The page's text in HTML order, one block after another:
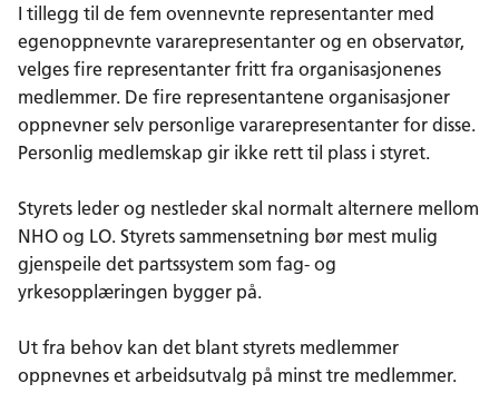
I tillegg til de fem ovennevnte representanter med
egenoppnevnte vararepresentanter og en observatør,
velges fire representanter fritt fra organisasjonenes
medlemmer. De fire representantene organisasjoner
oppnevner selv personlige vararepresentanter for disse.
Personlig medlemskap gir ikke rett til plass i styret.
Styrets leder og nestleder skal normalt alternere mellom
NHO og LO. Styrets sammensetning bør mest mulig
gjenspeile det partssystem som fag- og
yrkesopplæringen bygger på.
Ut fra behov kan det blant styrets medlemmer
oppnevnes et arbeidsutvalg på minst tre medlemmer.